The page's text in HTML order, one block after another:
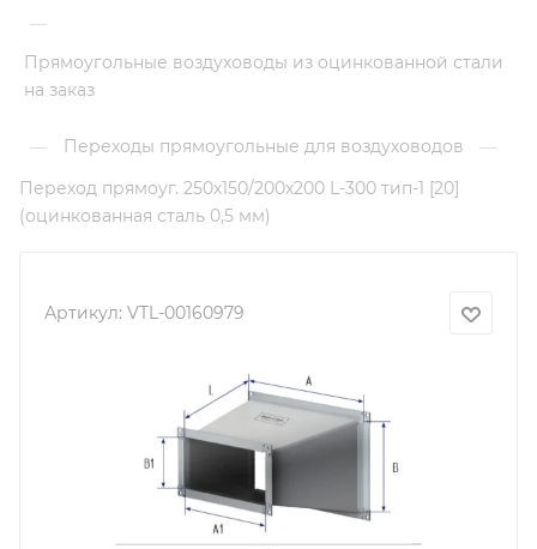
—
Прямоугольные воздуховоды из оцинкованной стали
на заказ
— Переходы прямоугольные для воздуховодов
—
Переход прямоуг. 250х150/200х200 L-300 тип-1 [20]
(оцинкованная сталь 0,5 мм)
Артикул: VTL-00160979